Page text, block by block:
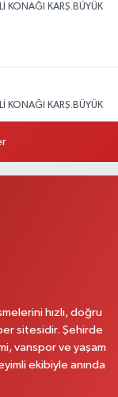
KONAĞI KARŞ.BÜYÜK
KONAĞI KARŞ.BÜYÜK
NO:34 A lokman
hızlı, doğru
sitesidir. Şehirde
vanspor ve yaşam
ekibiyle anında